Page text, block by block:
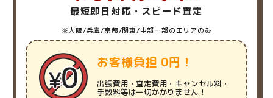
最短即日対応・スピード査定
※大阪/兵庫/京都/関東/中部一部のエリアのみ
お客様負担 0円！
出張費用・査定費用・キャンセル料・
手数料等は一切かかりません！